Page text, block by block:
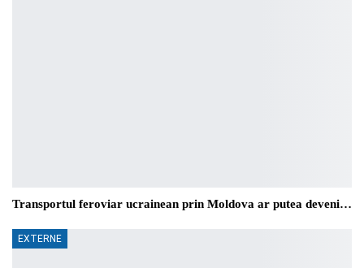
Transportul feroviar ucrainean prin Moldova ar putea deveni…
EXTERNE